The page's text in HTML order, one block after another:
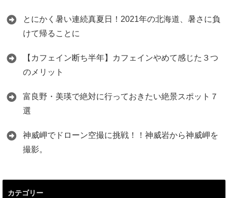
とにかく暑い連続真夏日！2021年の北海道、暑さに負
けて帰ることに
【カフェイン断ち半年】カフェインやめて感じた３つ
のメリット
富良野・美瑛で絶対に行っておきたい絶景スポット７
選
神威岬でドローン空撮に挑戦！！神威岩から神威岬を
撮影。
カテゴリー